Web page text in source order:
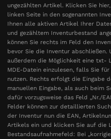
ungezählten Artikel. Klicken Sie
linken Seite in den sogenannten
Ihnen alle aktiven Artikel Ihrer
und gezähltem Inventurbestand
können Sie rechts im Feld den
bevor Sie die Inventur abschließen.
außerdem die Möglichkeit eine txt-
MDE-Datein einzulesen, falls Sie
nutzen. Rechts erfolgt die Eingabe
manuellen Eingabe, als auch beim
dafür vorzugsweise das Feld „Nr./
Felder können zur detaillierten
der Inventur nun die EAN,
Artikels ein und klicken Sie auf die
Bestandsaufnahmefeld: Bei